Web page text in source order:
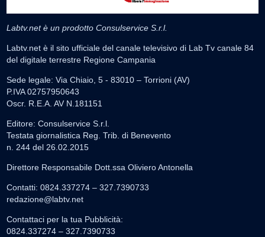
Labtv.net è un prodotto Consulservice S.r.l.
Labtv.net è il sito ufficiale del canale televisivo di Lab Tv canale 84
del digitale terrestre Regione Campania
Sede legale: Via Chiaio, 5 - 83010 – Torrioni (AV)
P.IVA 02757950643
Oscr. R.E.A. AV N.181151
Editore: Consulservice S.r.l.
Testata giornalistica Reg. Trib. di Benevento
n. 244 del 26.02.2015
Direttore Responsabile Dott.ssa Oliviero Antonella
Contatti: 0824.337274 – 327.7390733
redazione@labtv.net
Contattaci per la tua Pubblicità:
0824.337274 – 327.7390733